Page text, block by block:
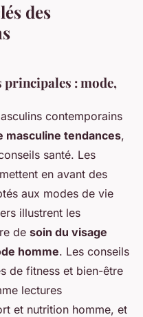
des
principales : mode,
contemporains
masculine tendances,
santé. Les
mettent en avant des
aux modes de vie
illustrent les
de soin du visage
homme. Les conseils
de fitness et bien-être
lectures
et nutrition homme, et